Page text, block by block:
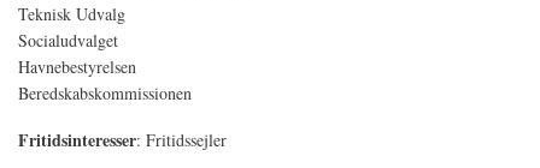
Teknisk Udvalg
Socialudvalget
Havnebestyrelsen
Beredskabskommissionen
Fritidsinteresser: Fritidssejler